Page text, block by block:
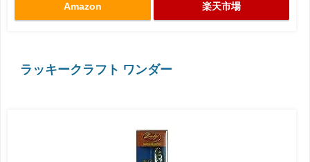
Amazon 楽天市場
ラッキークラフト ワンダー